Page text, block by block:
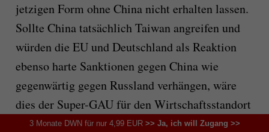
jetzigen Form ohne China nicht erhalten lassen.
Sollte China tatsächlich Taiwan angreifen und
würden die EU und Deutschland als Reaktion
ebenso harte Sanktionen gegen China wie
gegenwärtig gegen Russland verhängen, wäre
dies der Super-GAU für den Wirtschaftsstandort
Deutschland.
3 Monate DWN für nur 4,99 EUR>> Ja, ich will Zugang >>